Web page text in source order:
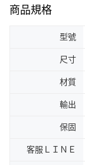
商品規格
型號
尺寸
材質
輸出
保固
客服ＬＩＮＥ